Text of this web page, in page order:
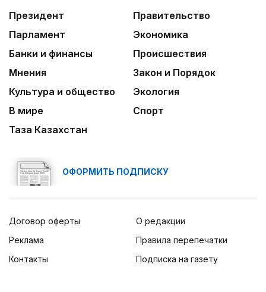
Президент
Правительство
Парламент
Экономика
Банки и финансы
Происшествия
Мнения
Закон и Порядок
Культура и общество
Экология
В мире
Спорт
Таза Казахстан
ОФОРМИТЬ ПОДПИСКУ
Договор оферты
Реклама
Контакты
О редакции
Правила перепечатки
Подписка на газету